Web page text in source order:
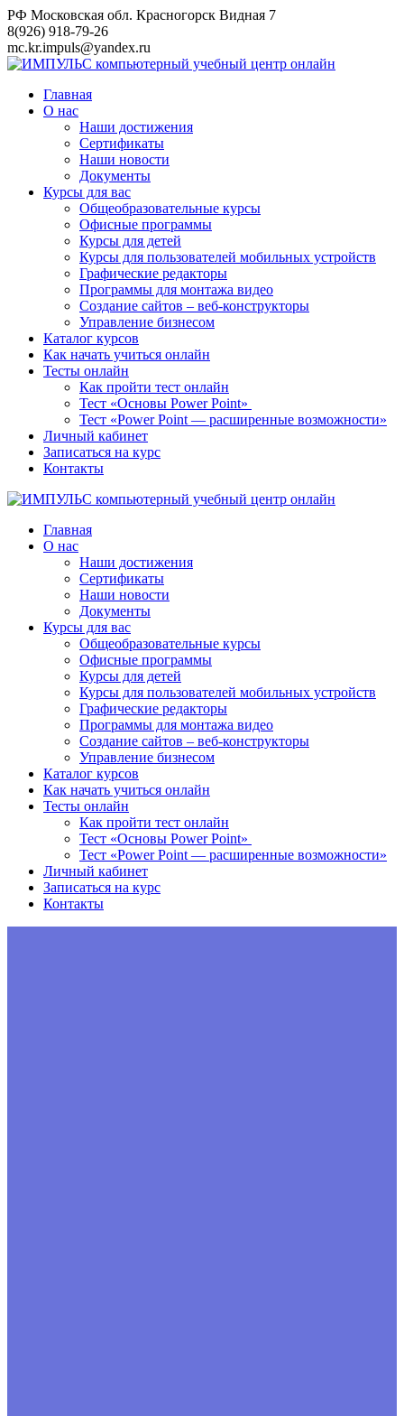
Перейти
к
контенту
РФ Московская обл. Красногорск Видная 7
8(926) 918-79-26
mc.kr.impuls@yandex.ru
Главная
О нас
Наши достижения
Сертификаты
Наши новости
Документы
Курсы для вас
Общеобразовательные курсы
Офисные программы
Курсы для детей
Курсы для пользователей мобильных устройств
Графические редакторы
Программы для монтажа видео
Создание сайтов – веб-конструкторы
Управление бизнесом
Каталог курсов
Как начать учиться онлайн
Тесты онлайн
Как пройти тест онлайн
Тест «Основы Power Point»
Тест «Power Point — расширенные возможности»
Личный кабинет
Записаться на курс
Контакты
Главная
О нас
Наши достижения
Сертификаты
Наши новости
Документы
Курсы для вас
Общеобразовательные курсы
Офисные программы
Курсы для детей
Курсы для пользователей мобильных устройств
Графические редакторы
Программы для монтажа видео
Создание сайтов – веб-конструкторы
Управление бизнесом
Каталог курсов
Как начать учиться онлайн
Тесты онлайн
Как пройти тест онлайн
Тест «Основы Power Point»
Тест «Power Point — расширенные возможности»
Личный кабинет
Записаться на курс
Контакты